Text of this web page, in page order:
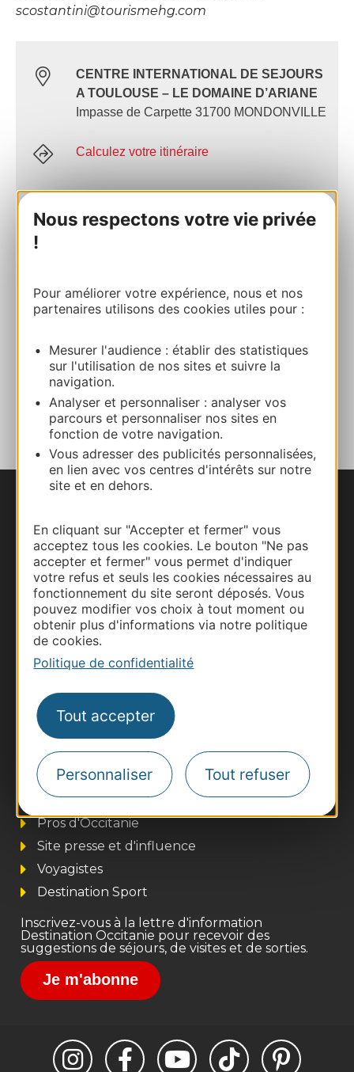
Nous respectons votre vie privée
!
Pour améliorer votre expérience, nous et nos
partenaires utilisons des cookies utiles pour :
Mesurer l'audience : établir des statistiques
sur l'utilisation de nos sites et suivre la
navigation.
Analyser et personnaliser : analyser vos
parcours et personnaliser nos sites en
fonction de votre navigation.
Vous adresser des publicités personnalisées,
en lien avec vos centres d'intérêts sur notre
site et en dehors.
En cliquant sur "Accepter et fermer" vous
acceptez tous les cookies. Le bouton "Ne pas
accepter et fermer" vous permet d'indiquer
votre refus et seuls les cookies nécessaires au
fonctionnement du site seront déposés. Vous
pouvez modifier vos choix à tout moment ou
obtenir plus d'informations via notre politique
de cookies.
Politique de confidentialité
Tout accepter
Personnaliser Tout refuser
scostantini@tourismehg.com
CENTRE INTERNATIONAL DE SEJOURS
A TOULOUSE – LE DOMAINE D’ARIANE
Impasse de Carpette 31700 MONDONVILLE
Calculez votre itinéraire
Site internet
Facebook
AJOUTER
AU CARNET
Carte interactive
Documentation
Thermalisme
Business/Mice
Pros d'Occitanie
Site presse et d'influence
Voyagistes
Destination Sport
Inscrivez-vous à la lettre d'information
Destination Occitanie pour recevoir des
suggestions de séjours, de visites et de sorties.
Je m'abonne